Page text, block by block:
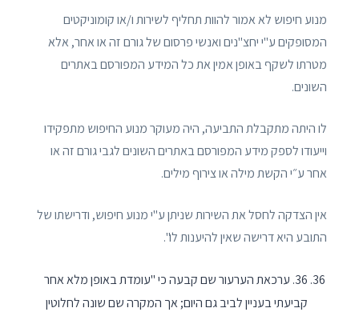
מנוע חיפוש לא אמור להוות תחליף לשירות ו/או קומוניקטים
המסופקים ע"י יחצ"נים ואנשי פרסום של גורם זה או אחר, אלא
מטרתו לשקף באופן אמין את כל המידע המפורסם באתרים
השונים.
לו היתה מתקבלת התביעה, היה מעוקר מנוע החיפוש מתפקידו
וייעודו לספק מידע המפורסם באתרים השונים לגבי גורם זה או
אחר ע״י הקשת מילה או צירוף מילים.
אין הצדקה לחסל את השירות שניתן ע"י מנוע חיפוש, ודרישתו של
התובע היא דרישה שאין להיענות לו".
36. ערכאת הערעור שם קבעה כי "עומדת באופן מלא אחר
קביעתי בעניין לביב גם היום; אך המקרה שם שונה לחלוטין